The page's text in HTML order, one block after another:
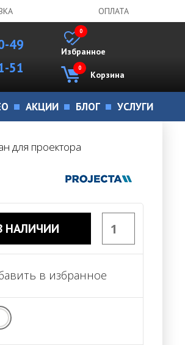
ОПЛАТА
49
51
Избранное
0
Корзина
0
АКЦИИ БЛОГ УСЛУГИ
для проектора
НАЛИЧИИ
в избранное